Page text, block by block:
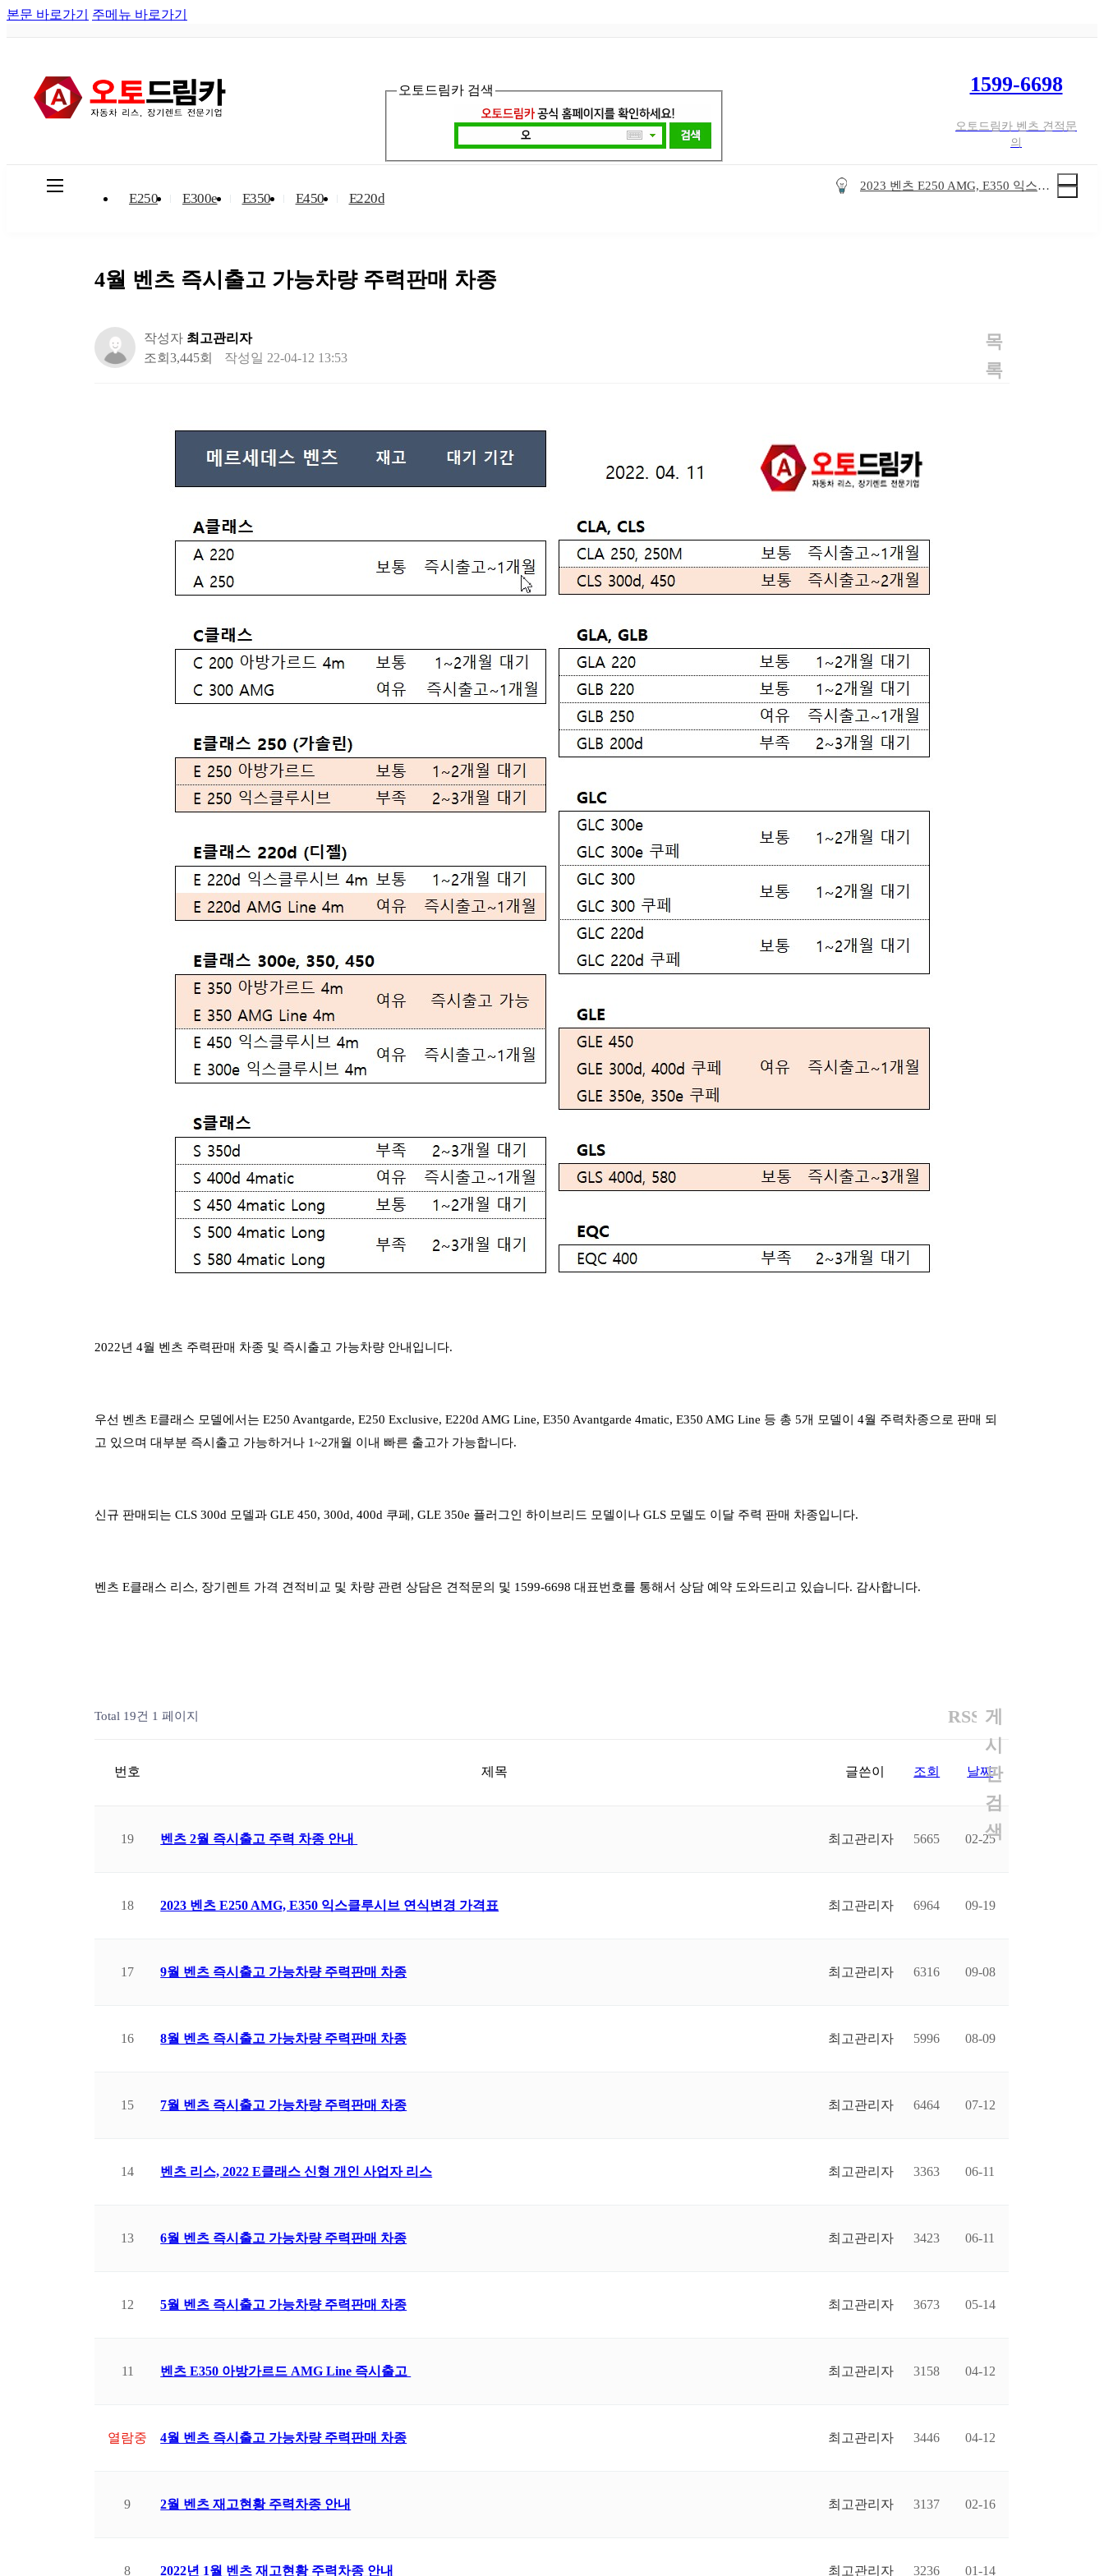
본문 바로가기 주메뉴 바로가기
오토드림카 검색 1599-6698
오토드림카 벤츠 견적문
의
카테고
리
E250 E300e E350 E450 E220d
7월 벤츠 즉시출고 가능차량 주력판매 차종
벤츠 2월 즉시출고 주력 차종 안내
4월 벤츠 즉시출고 가능차량 주력판매 차종
작성자 최고관리자
조회3,445회 작성일 22-04-12 13:53
목
록
2022년 4월 벤츠 주력판매 차종 및 즉시출고 가능차량 안내입니다.
우선 벤츠 E클래스 모델에서는 E250 Avantgarde, E250 Exclusive, E220d AMG Line, E350 Avantgarde 4matic, E350 AMG Line 등 총 5개 모델이 4월 주력차종으로 판매 되
고 있으며 대부분 즉시출고 가능하거나 1~2개월 이내 빠른 출고가 가능합니다.
신규 판매되는 CLS 300d 모델과 GLE 450, 300d, 400d 쿠페, GLE 350e 플러그인 하이브리드 모델이나 GLS 모델도 이달 주력 판매 차종입니다.
벤츠 E클래스 리스, 장기렌트 가격 견적비교 및 차량 관련 상담은 견적문의 및 1599-6698 대표번호를 통해서 상담 예약 도와드리고 있습니다. 감사합니다.
Total 19건 1 페이지 RSS 게
시
판
검
색
번호 제목 글쓴이 조회 날짜
19 벤츠 2월 즉시출고 주력 차종 안내 최고관리자 5665 02-25
18 2023 벤츠 E250 AMG, E350 익스클루시브 연식변경 가격표 최고관리자 6964 09-19
17 9월 벤츠 즉시출고 가능차량 주력판매 차종 최고관리자 6316 09-08
16 8월 벤츠 즉시출고 가능차량 주력판매 차종 최고관리자 5996 08-09
15 7월 벤츠 즉시출고 가능차량 주력판매 차종 최고관리자 6464 07-12
14 벤츠 리스, 2022 E클래스 신형 개인 사업자 리스 최고관리자 3363 06-11
13 6월 벤츠 즉시출고 가능차량 주력판매 차종 최고관리자 3423 06-11
12 5월 벤츠 즉시출고 가능차량 주력판매 차종 최고관리자 3673 05-14
11 벤츠 E350 아방가르드 AMG Line 즉시출고 최고관리자 3158 04-12
열람중 4월 벤츠 즉시출고 가능차량 주력판매 차종 최고관리자 3446 04-12
9 2월 벤츠 재고현황 주력차종 안내 최고관리자 3137 02-16
8 2022년 1월 벤츠 재고현황 주력차종 안내 최고관리자 3236 01-14